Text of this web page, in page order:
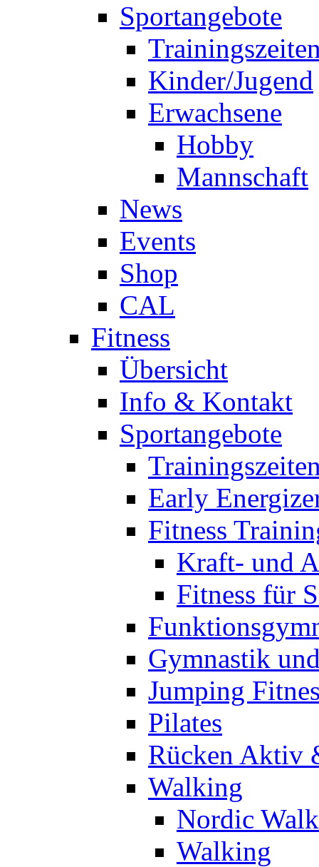
Sportangebote
Kinder/Jugend
Erwachsene
Hobby
Mannschaft
News
Events
Shop
CAL
Fitness
Übersicht
Info & Kontakt
Sportangebote
Early
Fitness
Kraft- und
Fitness für
Gymnastik
Jumping
Pilates
Rücken Aktiv
Walking
Nordic
Walking